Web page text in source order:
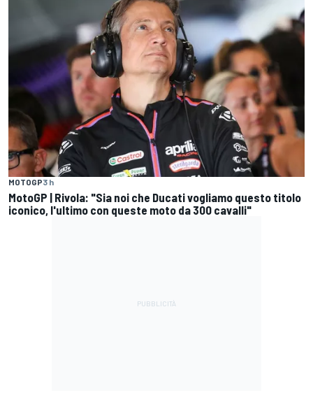
MOTOGP3 h
MotoGP | Rivola: "Sia noi che Ducati vogliamo questo titolo
iconico, l'ultimo con queste moto da 300 cavalli"